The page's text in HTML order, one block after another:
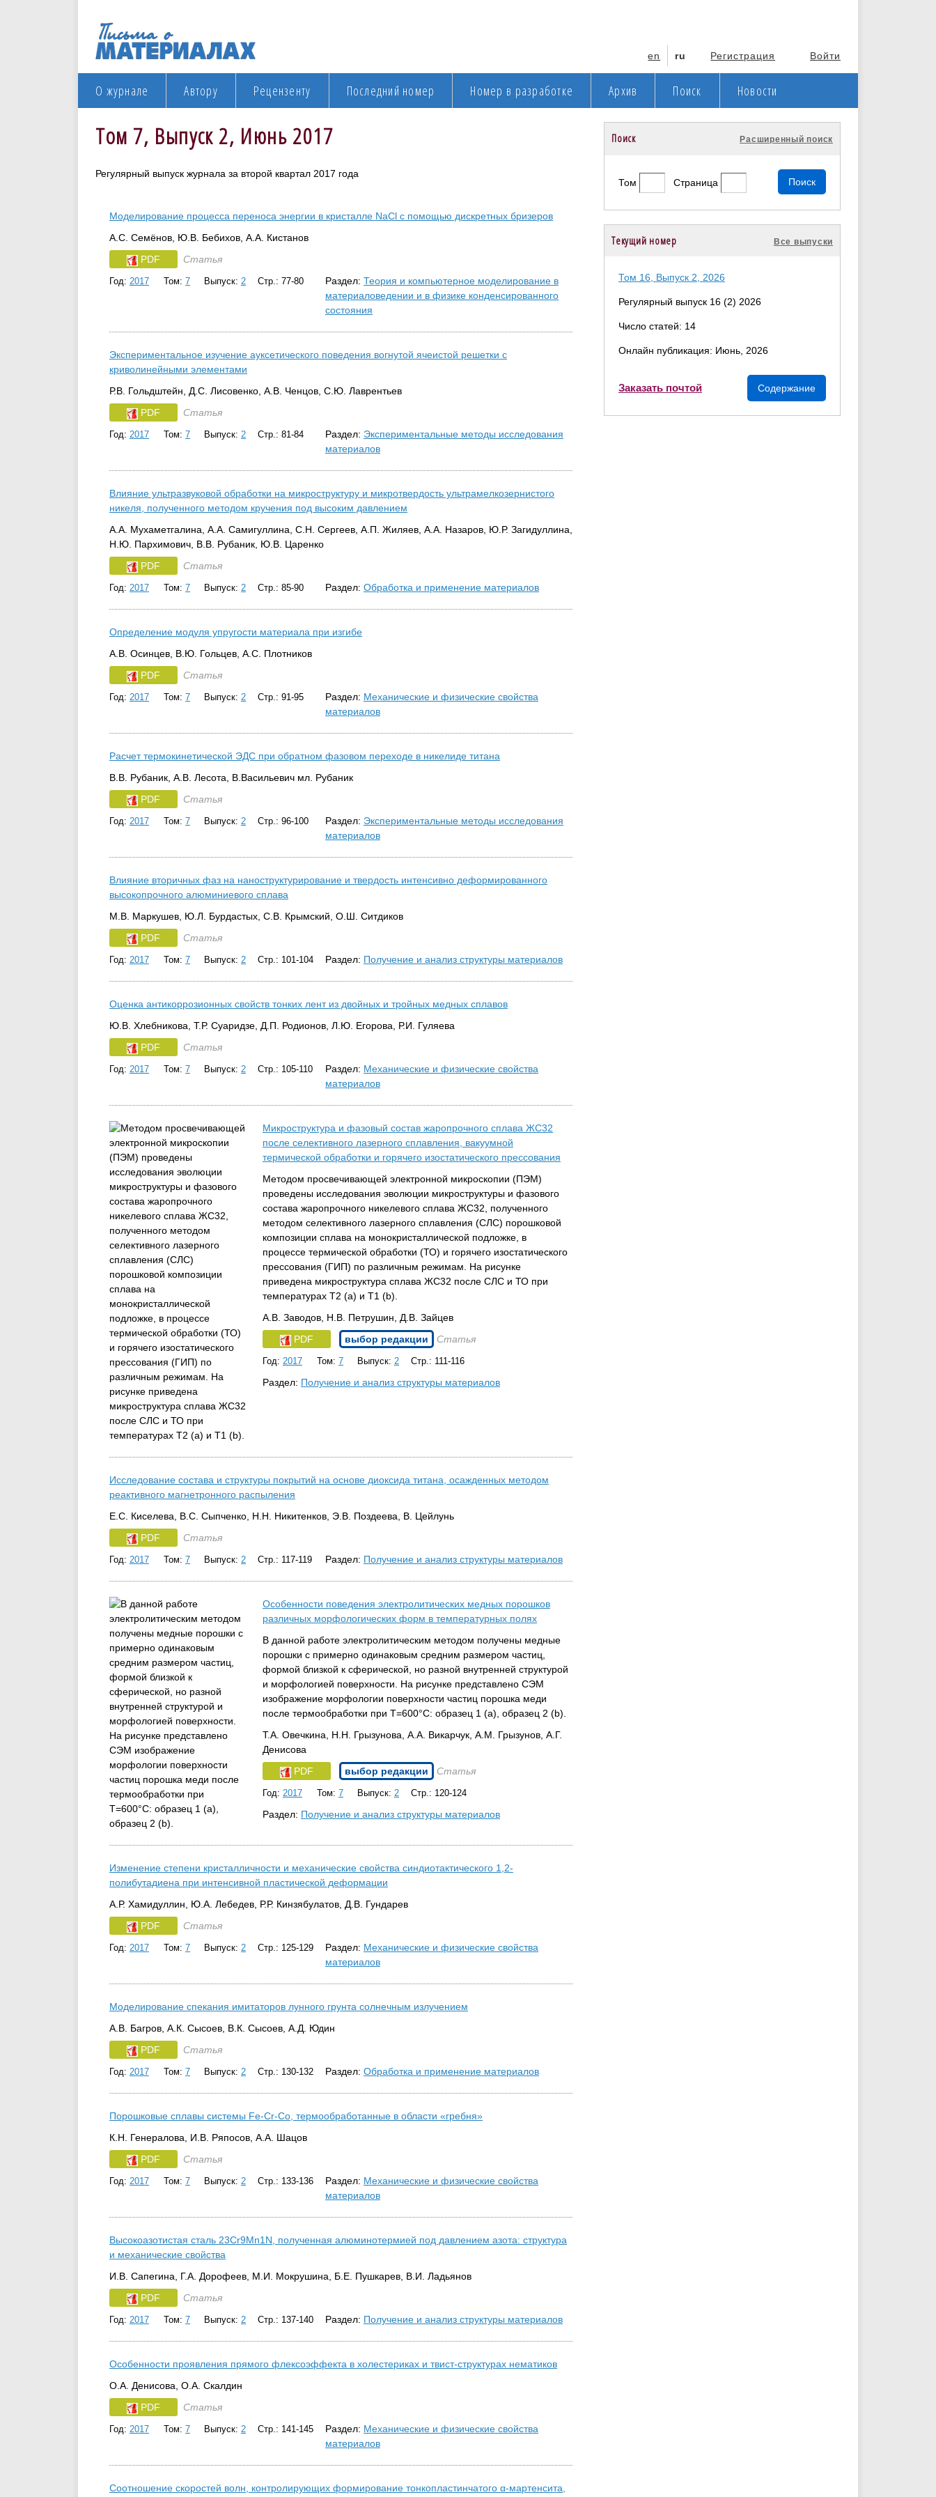
Регистрация Войти
en ru
О журнале Автору Рецензенту Последний номер Номер в разработке Архив Поиск Новости
Том 7, Выпуск 2, Июнь 2017
Регулярный выпуск журнала за второй квартал 2017 года
Моделирование процесса переноса энергии в кристалле NaCl с помощью дискретных бризеров
А.С. Семёнов, Ю.В. Бебихов, А.А. Кистанов
PDF
Статья
Год: 2017 Том: 7 Выпуск: 2 Стр.: 77-80 Раздел: Теория и компьютерное моделирование в
материаловедении и в физике конденсированного
состояния
Экспериментальное изучение ауксетического поведения вогнутой ячеистой решетки с
криволинейными элементами
Р.В. Гольдштейн, Д.С. Лисовенко, А.В. Ченцов, С.Ю. Лаврентьев
PDF
Статья
Год: 2017 Том: 7 Выпуск: 2 Стр.: 81-84 Раздел: Экспериментальные методы исследования
материалов
Влияние ультразвуковой обработки на микроструктуру и микротвердость ультрамелкозернистого
никеля, полученного методом кручения под высоким давлением
А.А. Мухаметгалина, А.А. Самигуллина, С.Н. Сергеев, А.П. Жиляев, А.А. Назаров, Ю.Р. Загидуллина,
Н.Ю. Пархимович, В.В. Рубаник, Ю.В. Царенко
PDF
Статья
Год: 2017 Том: 7 Выпуск: 2 Стр.: 85-90 Раздел: Обработка и применение материалов
Определение модуля упругости материала при изгибе
А.В. Осинцев, В.Ю. Гольцев, А.С. Плотников
PDF
Статья
Год: 2017 Том: 7 Выпуск: 2 Стр.: 91-95 Раздел: Механические и физические свойства
материалов
Расчет термокинетической ЭДС при обратном фазовом переходе в никелиде титана
В.В. Рубаник, А.В. Лесота, В.Васильевич мл. Рубаник
PDF
Статья
Год: 2017 Том: 7 Выпуск: 2 Стр.: 96-100 Раздел: Экспериментальные методы исследования
материалов
Влияние вторичных фаз на наноструктурирование и твердость интенсивно деформированного
высокопрочного алюминиевого сплава
М.В. Маркушев, Ю.Л. Бурдастых, С.В. Крымский, О.Ш. Ситдиков
PDF
Статья
Год: 2017 Том: 7 Выпуск: 2 Стр.: 101-104 Раздел: Получение и анализ структуры материалов
Оценка антикоррозионных свойств тонких лент из двойных и тройных медных сплавов
Ю.В. Хлебникова, Т.Р. Суаридзе, Д.П. Родионов, Л.Ю. Егорова, Р.И. Гуляева
PDF
Статья
Год: 2017 Том: 7 Выпуск: 2 Стр.: 105-110 Раздел: Механические и физические свойства
материалов
Микроструктура и фазовый состав жаропрочного сплава ЖС32
после селективного лазерного сплавления, вакуумной
термической обработки и горячего изостатического прессования
Методом просвечивающей электронной микроскопии (ПЭМ)
проведены исследования эволюции микроструктуры и фазового
состава жаропрочного никелевого сплава ЖС32, полученного
методом селективного лазерного сплавления (СЛС) порошковой
композиции сплава на монокристаллической подложке, в
процессе термической обработки (ТО) и горячего изостатического
прессования (ГИП) по различным режимам. На рисунке
приведена микроструктура сплава ЖС32 после СЛС и ТО при
температурах T2 (a) и T1 (b).
А.В. Заводов, Н.В. Петрушин, Д.В. Зайцев
PDF
выбор редакции Статья
Год: 2017 Том: 7 Выпуск: 2 Стр.: 111-116
Раздел: Получение и анализ структуры материалов
Исследование состава и структуры покрытий на основе диоксида титана, осажденных методом
реактивного магнетронного распыления
Е.С. Киселева, В.С. Сыпченко, Н.Н. Никитенков, Э.В. Поздеева, В. Цейлунь
PDF
Статья
Год: 2017 Том: 7 Выпуск: 2 Стр.: 117-119 Раздел: Получение и анализ структуры материалов
Особенности поведения электролитических медных порошков
различных морфологических форм в температурных полях
В данной работе электролитическим методом получены медные
порошки с примерно одинаковым средним размером частиц,
формой близкой к сферической, но разной внутренней структурой
и морфологией поверхности. На рисунке представлено СЭМ
изображение морфологии поверхности частиц порошка меди
после термообработки при Т=600°С: образец 1 (a), образец 2 (b).
Т.А. Овечкина, Н.Н. Грызунова, А.А. Викарчук, А.М. Грызунов, А.Г.
Денисова
PDF
выбор редакции Статья
Год: 2017 Том: 7 Выпуск: 2 Стр.: 120-124
Раздел: Получение и анализ структуры материалов
Изменение степени кристалличности и механические свойства синдиотактического 1,2-
полибутадиена при интенсивной пластической деформации
А.Р. Хамидуллин, Ю.А. Лебедев, Р.Р. Кинзябулатов, Д.В. Гундарев
PDF
Статья
Год: 2017 Том: 7 Выпуск: 2 Стр.: 125-129 Раздел: Механические и физические свойства
материалов
Моделирование спекания имитаторов лунного грунта солнечным излучением
А.В. Багров, А.К. Сысоев, В.К. Сысоев, А.Д. Юдин
PDF
Статья
Год: 2017 Том: 7 Выпуск: 2 Стр.: 130-132 Раздел: Обработка и применение материалов
Порошковые сплавы системы Fe-Cr-Co, термообработанные в области «гребня»
К.Н. Генералова, И.В. Ряпосов, А.А. Шацов
PDF
Статья
Год: 2017 Том: 7 Выпуск: 2 Стр.: 133-136 Раздел: Механические и физические свойства
материалов
Высокоазотистая сталь 23Cr9Мn1N, полученная алюминотермией под давлением азота: структура
и механические свойства
И.В. Сапегина, Г.А. Дорофеев, М.И. Мокрушина, Б.Е. Пушкарев, В.И. Ладьянов
PDF
Статья
Год: 2017 Том: 7 Выпуск: 2 Стр.: 137-140 Раздел: Получение и анализ структуры материалов
Особенности проявления прямого флексоэффекта в холестериках и твист-структурах нематиков
О.А. Денисова, О.А. Скалдин
PDF
Статья
Год: 2017 Том: 7 Выпуск: 2 Стр.: 141-145 Раздел: Механические и физические свойства
материалов
Соотношение скоростей волн, контролирующих формирование тонкопластинчатого α-мартенсита,
Поиск Расширенный поиск
Том Страница
Текущий номер Все выпуски
Том 16, Выпуск 2, 2026
Регулярный выпуск 16 (2) 2026
Число статей: 14
Онлайн публикация: Июнь, 2026
Заказать почтой Содержание